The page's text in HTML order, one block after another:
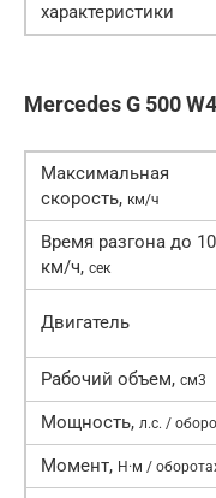
характеристики
Mercedes G 500
Максимальная
скорость, км/ч
Время разгона до
км/ч, сек
Двигатель
Рабочий объем, см3
Мощность, л.с. /
Момент, Н·м /